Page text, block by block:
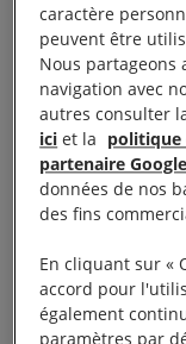
afin d’établir la
Cette
de 7 000
capitale,
non nucléaires
et international
pour que les
autorités
caractère
peuvent être
Nous partageons
navigation avec
autres consulter
ici et la politique
partenaire
données de nos
des fins
En cliquant sur «
accord pour
également
paramètres par